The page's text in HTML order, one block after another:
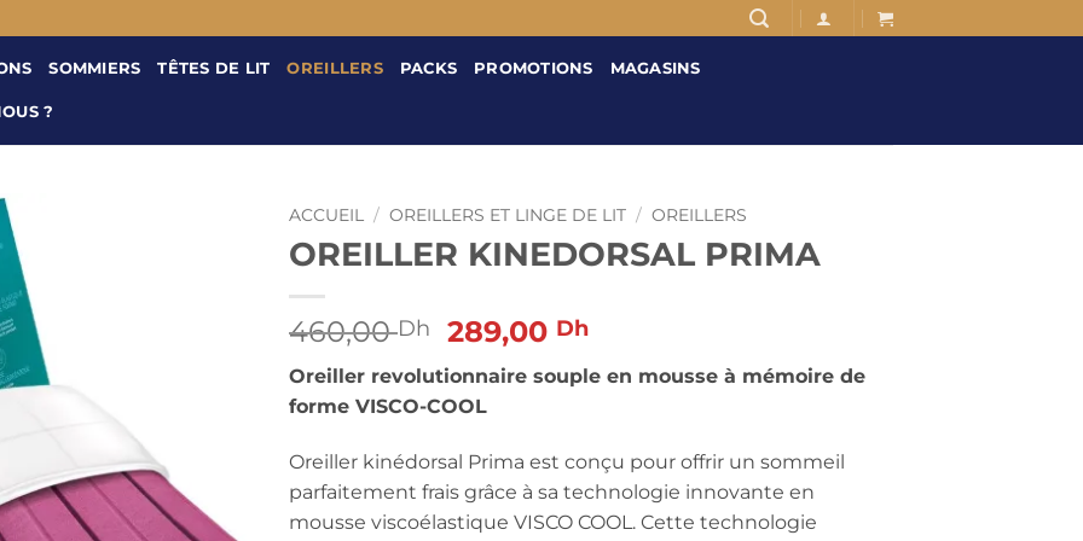
SOMMIERS TÊTES DE LIT OREILLERS PACKS PROMOTIONS MAGASINS
?
ACCUEIL / OREILLERS ET LINGE DE LIT / OREILLERS
OREILLER KINEDORSAL PRIMA
460,00Dh
Le
prix
initial
était :
460,00 Dh.
289,00 DhLe
actuel
289,00 Dh.
Oreiller revolutionnaire souple en mousse à mémoire de
forme VISCO-COOL
Oreiller kinédorsal Prima est conçu pour offrir un sommeil
parfaitement frais grâce à sa technologie innovante en
mousse viscoélastique VISCO COOL. Cette technologie